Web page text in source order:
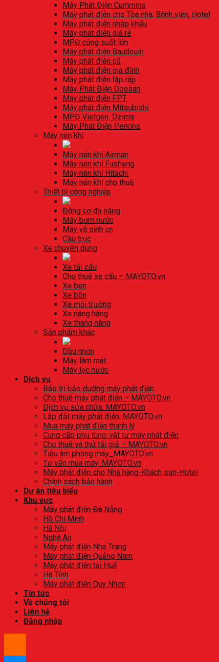
Máy Phát Điện Cummins
Máy phát điện cho Tòa nhà, Bệnh viện, Hotel
Máy phát điện nhập khẩu
Máy phát điện giá rẻ
MPĐ công suất lớn
Máy phát điện Baudouin
Máy phát điện cũ
Máy phát điện gia đình
Máy phát điện lắp ráp
Máy Phát Điện Doosan
Máy phát điện FPT
Máy phát điện Mitsubishi
MPĐ Vietgen, Dzima
Máy Phát Điện Perkins
Máy nén khí
Máy nén khí Airman
Máy nén khí Fusheng
Máy nén khí Hitachi
Máy nén khí cho thuê
Thiết bị công nghiệp
Động cơ đa năng
Máy bơm nước
Máy vệ sinh cn
Cầu trục
Xe chuyên dụng
Xe tải cẩu
Cho thuê xe cẩu – MAYOTO.vn
Xe ben
Xe bồn
Xe môi trường
Xe nâng hàng
Xe thang nâng
Sản phẩm khác
Dầu nhờn
Máy làm mát
Máy lọc nước
Dịch vụ
Bảo trì bảo dưỡng máy phát điện
Cho thuê máy phát điện – MAYOTO.vn
Dịch vụ sửa chữa. MAYOTO.vn
Lắp đặt máy phát điện. MAYOTO.vn
Mua máy phát điện thanh lý
Cung cấp phụ tùng-vật tư máy phát điện
Cho thuê và thử tải giả – MAYOTO.vn
Tiêu âm phòng máy_MAYOTO.vn
Tư vấn mua máy. MAYOTO.vn
Máy phát điện cho Nhà hàng-Khách sạn-Hotel
Chính sách bảo hành
Dự án tiêu biểu
Khu vực
Máy phát điện Đà Nẵng
Hồ Chí Minh
Hà Nội
Nghệ An
Máy phát điện Nha Trang
Máy phát điện Quảng Nam
Máy phát điện tại Huế
Hà Tĩnh
Máy phát điện Quy Nhơn
Tin tức
Về chúng tôi
Liên hệ
Đăng nhập
.